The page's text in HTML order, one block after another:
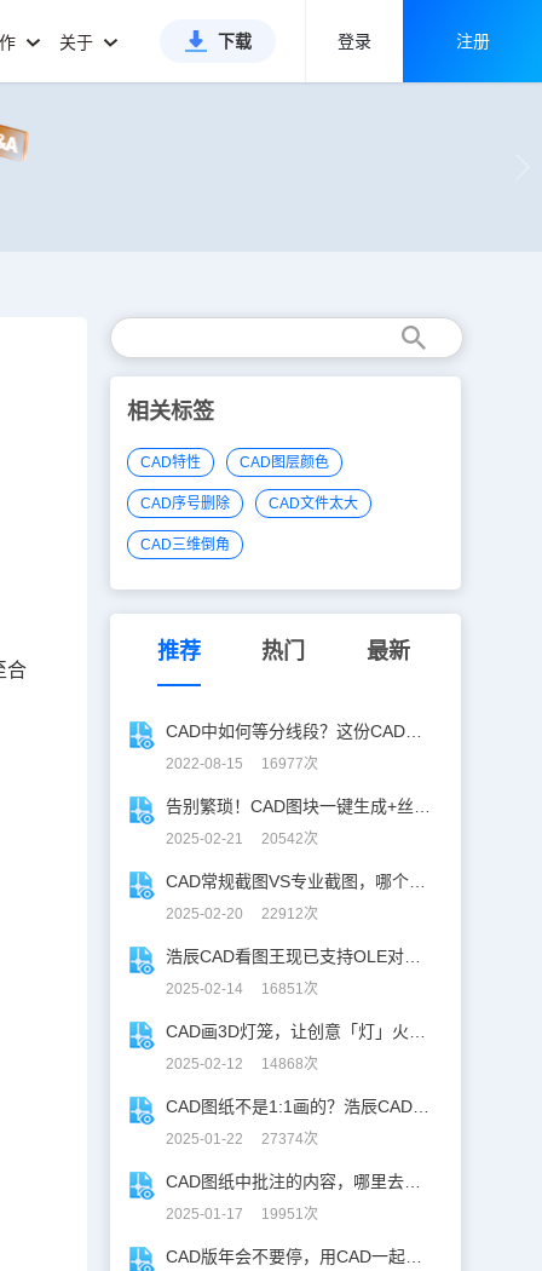
关于 下载 登录 注册
合
相关标签
CAD特性 CAD图层颜色
CAD序号删除 CAD文件太大
CAD三维倒角
推荐 热门 最新
2022-08-15 16977次
2025-02-21 20542次
2025-02-20 22912次
2025-02-14 16851次
2025-02-12 14868次
2025-01-22 27374次
2025-01-17 19951次